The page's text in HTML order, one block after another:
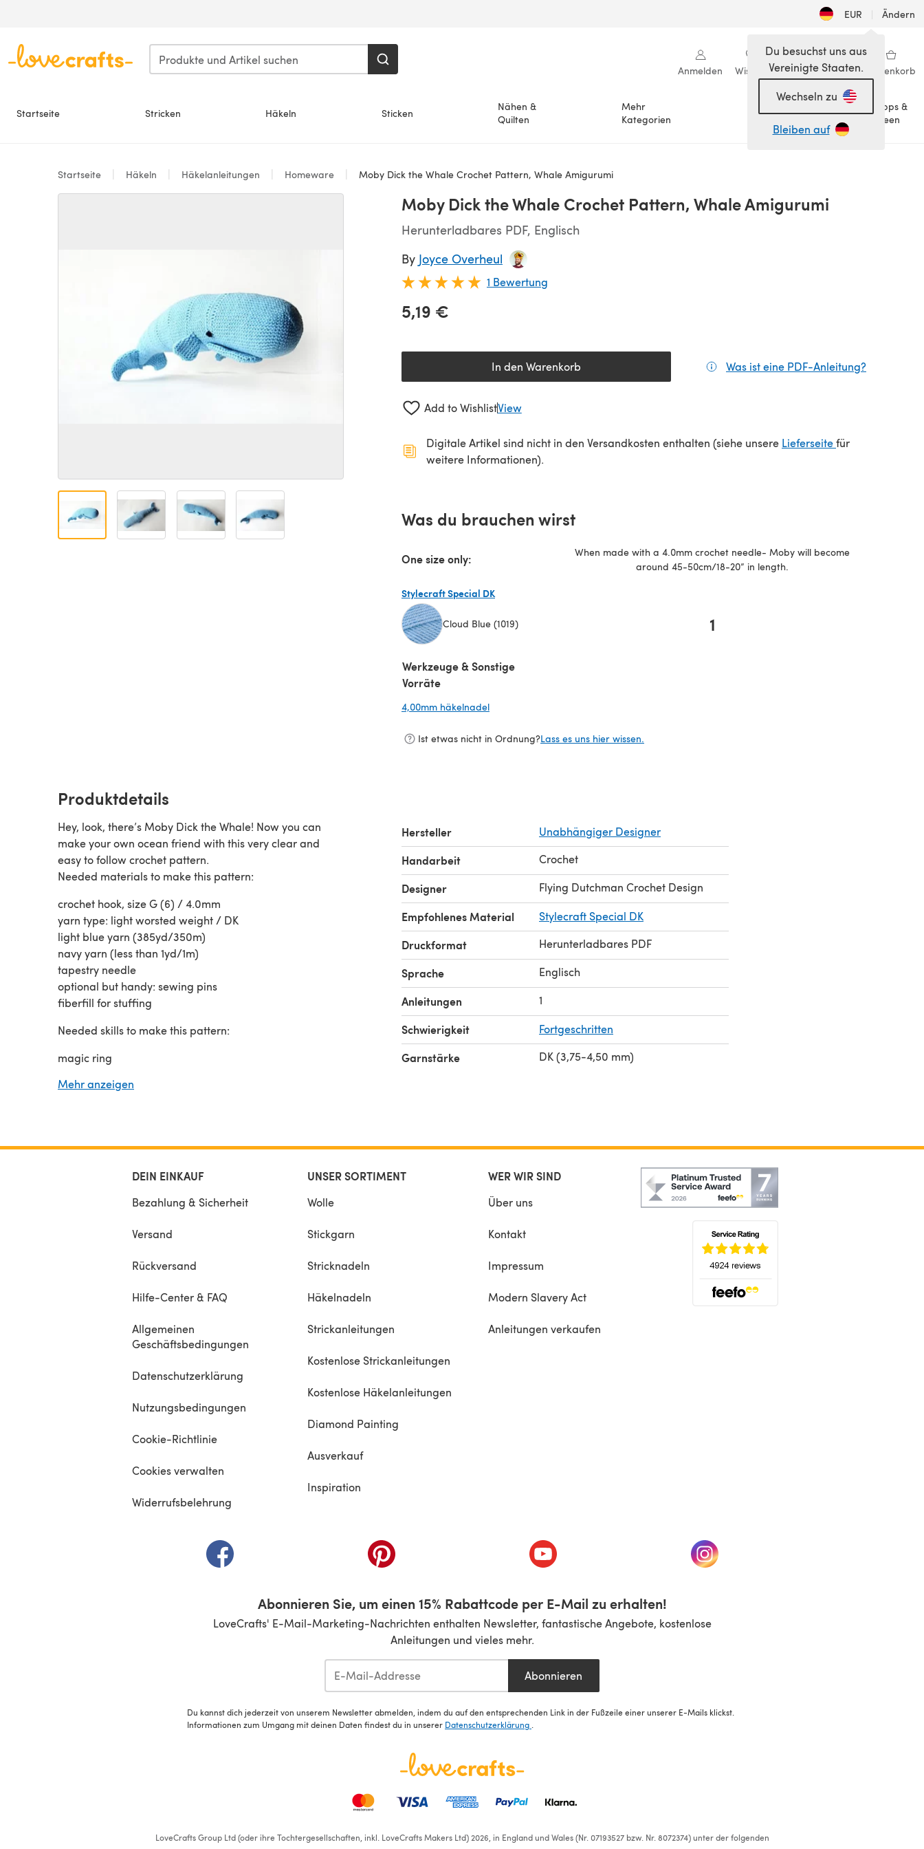
EUR | Ändern
Anmelden Wishlist Meine Bibliothek Warenkorb
Startseite Stricken Häkeln Sticken
Nähen &
Quilten
Mehr
Kategorien
Anlässe
Tipps &
Ideen
Du besuchst uns aus
Vereinigte Staaten.
Wechseln zu
Bleiben auf
Startseite Häkeln Häkelanleitungen Homeware Moby Dick the Whale Crochet Pattern, Whale Amigurumi
Moby Dick the Whale Crochet Pattern, Whale Amigurumi
Herunterladbares PDF, Englisch
By Joyce Overheul
1 Bewertung
5,19 €
In den Warenkorb Was ist eine PDF-Anleitung?
Add to WishlistView
Digitale Artikel sind nicht in den Versandkosten enthalten (siehe unsere Lieferseite(öffnet sich in
für
weitere Informationen).
Was du brauchen wirst
One size only:
When made with a 4.0mm crochet needle- Moby will become
around 45-50cm/18-20” in length.
Stylecraft Special DK
Cloud Blue (1019) 1
Werkzeuge & Sonstige
Vorräte
4,00mm häkelnadel
Ist etwas nicht in Ordnung?Lass es uns hier wissen.
Produktdetails
Hey, look, there’s Moby Dick the Whale! Now you can
make your own ocean friend with this very clear and
easy to follow crochet pattern.
Needed materials to make this pattern:
crochet hook, size G (6) / 4.0mm
yarn type: light worsted weight / DK
light blue yarn (385yd/350m)
navy yarn (less than 1yd/1m)
tapestry needle
optional but handy: sewing pins
fiberfill for stuffing
Needed skills to make this pattern:
magic ring
slip stitches
basic embroidery skills
The pattern is written in US crochet terminology and is
using abbreviations; there’s an extensive list included to
detailed pictures included to guide you through the
Mehr anzeigen
Hersteller Unabhängiger Designer
Handarbeit Crochet
Designer Flying Dutchman Crochet Design
Empfohlenes Material Stylecraft Special DK
Druckformat Herunterladbares PDF
Sprache Englisch
Anleitungen 1
Schwierigkeit Fortgeschritten
Garnstärke DK (3,75-4,50 mm)
DEIN EINKAUF
Bezahlung & Sicherheit
Versand
Rückversand
Hilfe-Center & FAQ
Allgemeinen
Geschäftsbedingungen
Datenschutzerklärung
Nutzungsbedingungen
Cookie-Richtlinie
Cookies verwalten
Widerrufsbelehrung
UNSER SORTIMENT
Wolle
Stickgarn
Stricknadeln
Häkelnadeln
Strickanleitungen
Kostenlose Strickanleitungen
Kostenlose Häkelanleitungen
Diamond Painting
Ausverkauf
Inspiration
WER WIR SIND
Über uns
Kontakt
Impressum
Modern Slavery Act
Anleitungen verkaufen
(öffnet sich in einem neuen Tab)(öffnet sich in einem neuen Tab)(öffnet sich in einem neuen Tab)(öffnet sich in einem neuen Tab)
Abonnieren Sie, um einen 15% Rabattcode per E-Mail zu erhalten!
LoveCrafts' E-Mail-Marketing-Nachrichten enthalten Newsletter, fantastische Angebote, kostenlose
Anleitungen und vieles mehr.
Abonnieren
Du kannst dich jederzeit von unserem Newsletter abmelden, indem du auf den entsprechenden Link in der Fußzeile einer unserer E-Mails klickst.
Informationen zum Umgang mit deinen Daten findest du in unserer Datenschutzerklärung
LoveCrafts Group Ltd (oder ihre Tochtergesellschaften, inkl. LoveCrafts Makers Ltd) 2026, in England und Wales (Nr. 07193527 bzw. Nr. 8072374) unter der folgenden